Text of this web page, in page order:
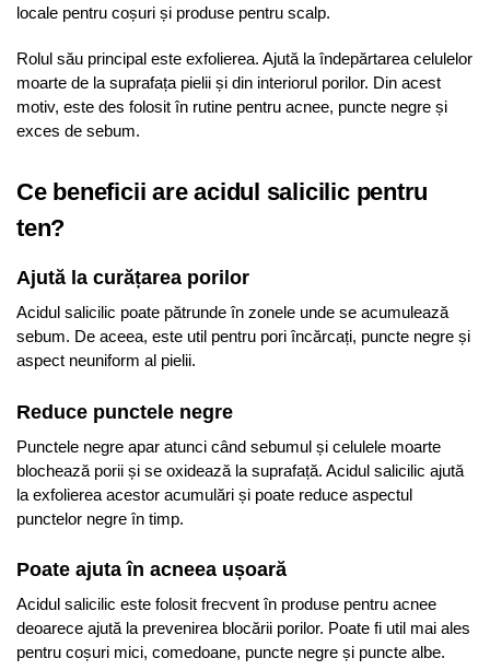
locale pentru coșuri și produse pentru scalp.
Rolul său principal este exfolierea. Ajută la îndepărtarea celulelor
moarte de la suprafața pielii și din interiorul porilor. Din acest
motiv, este des folosit în rutine pentru acnee, puncte negre și
exces de sebum.
Ce beneficii are acidul salicilic pentru
ten?
Ajută la curățarea porilor
Acidul salicilic poate pătrunde în zonele unde se acumulează
sebum. De aceea, este util pentru pori încărcați, puncte negre și
aspect neuniform al pielii.
Reduce punctele negre
Punctele negre apar atunci când sebumul și celulele moarte
blochează porii și se oxidează la suprafață. Acidul salicilic ajută
la exfolierea acestor acumulări și poate reduce aspectul
punctelor negre în timp.
Poate ajuta în acneea ușoară
Acidul salicilic este folosit frecvent în produse pentru acnee
deoarece ajută la prevenirea blocării porilor. Poate fi util mai ales
pentru coșuri mici, comedoane, puncte negre și puncte albe.